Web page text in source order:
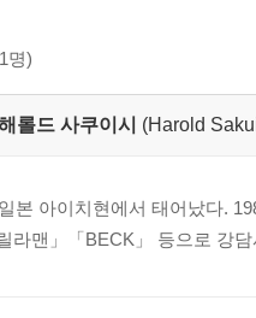
명)
롤드 사쿠이시 (Harold
본 아이치현에서 태어났다.
라맨」「BECK」 등으로 강